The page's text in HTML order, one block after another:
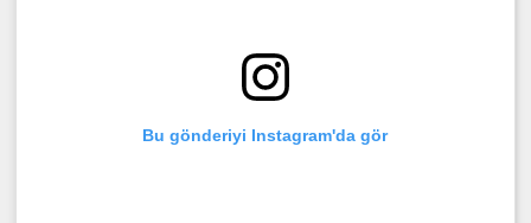
Bu gönderiyi Instagram'da gör